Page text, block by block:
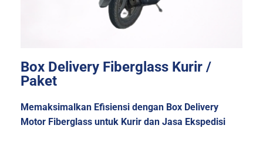
Box Delivery Fiberglass Kurir /
Paket
Memaksimalkan Efisiensi dengan Box Delivery
Motor Fiberglass untuk Kurir dan Jasa Ekspedisi